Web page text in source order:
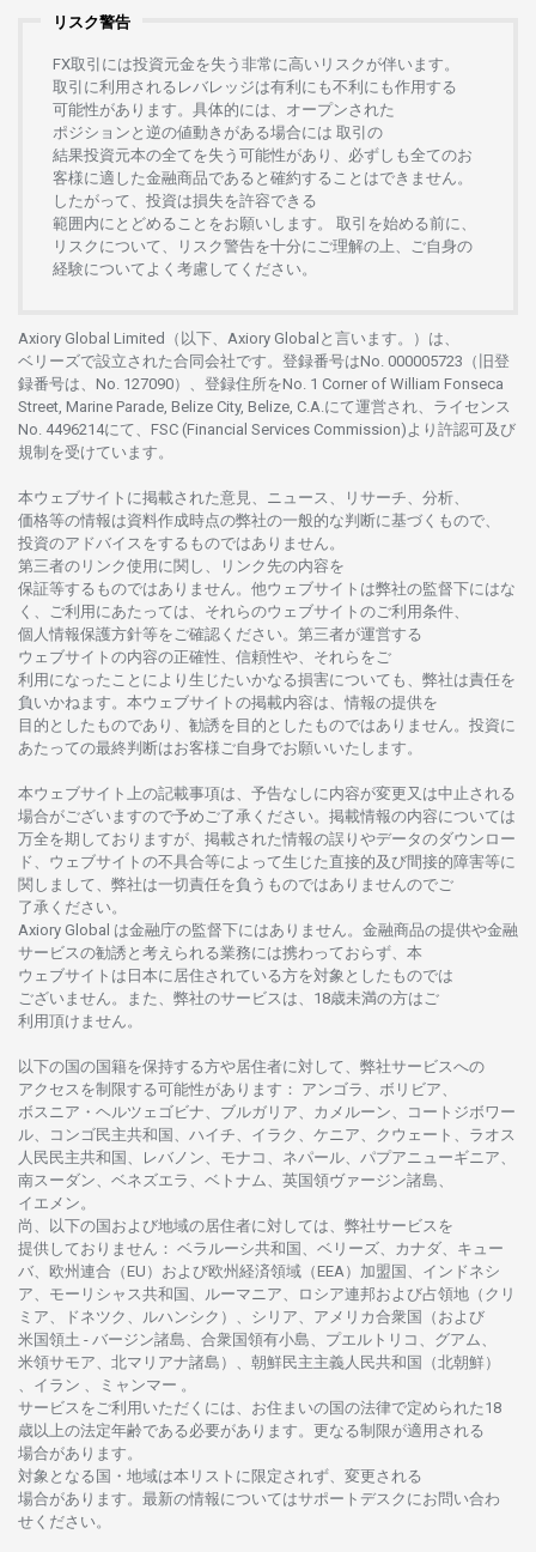
リスク警告
FX取引には投資元金を失う 非常に高い リスクが伴います。
取引に利用さ れる レバレッジは有利にも不利にも作用する
可能性があります。 具体的には、 オープンさ れた
ポジションと 逆の値動きがある場合には 取引の
結果投資元本の全てを失う 可能性があり、 必ずしも全てのお
客様に適した金融商品であると 確約することはできません。
したがって、 投資は損失を許容できる
範囲内にとどめることをお願いします。 取引を始める前に、
リスクについて、
リスク警告を十分にご理解の上、 ご自身の
経験についてよく 考慮してください。
Axiory Global Limited（以下、Axiory Globalと言います。）は、
ベリーズで設立さ れた合同会社です。 登録番号はNo. 000005723（旧登
録番号は、No. 127090）、 登録住所をNo. 1 Corner of William Fonseca
Street, Marine Parade, Belize City, Belize, C.A.にて運営さ れ、 ライセンス
No. 4496214にて、FSC (Financial Services Commission)より 許認可及び
規制を受けています。
本ウェブサイトに掲載さ れた意見、ニュース、リサーチ、分析、
価格等の情報は資料作成時点の弊社の一般的な判断に基づくもので、
投資のアドバイスをするものではありません。
第三者の リンク使用に関し、 リンク先の内容を
保証等するものではありません。 他ウェブサイトは弊社の監督下にはな
く、 ご利用にあたっては、 それらのウェブサイトのご利用条件、
個人情報保護方針等をご確認ください。 第三者が運営する
ウェブサイトの内容の正確性、信頼性や、それらをご
利用になったことにより 生じたいかなる損害についても、 弊社は責任を
負いかねます。 本ウェブサイトの掲載内容は、 情報の提供を
目的としたものであり、 勧誘を 目的としたものではありません。 投資に
あたっての最終判断はお客様ご自身でお願いいたします。
本ウェブサイト 上の記載事項は、 予告なしに内容が変更又は中止さ れる
場合がございますので予めご了承ください。 掲載情報の内容については
万全を期しておりますが、 掲載さ れた情報の誤りやデータのダウンロー
ド、 ウェブサイトの不具合等によって生じた 直接的及び間接的障害等に
関し まして、 弊社は一切責任を負うものではありませんのでご
了承ください。
Axiory Global は金融庁の監督下にはありません。 金融商品の提供や金融
サービスの勧誘と 考えられる業務には携わっておらず、 本
ウェブサイトは 日本に居住さ れている方を対象としたものでは
ございません。
また、 弊社のサービスは、18歳未満の方はご
利用頂けません。
以下の国の国籍を保持する方や居住者に対して、 弊社サービスへの
アクセスを制限する可能性があります ： アンゴラ、ボリビア、
ボスニア ・ ヘルツェゴビナ、ブルガリア、カメルーン、コートジボワー
ル、
コンゴ民主共和国、ハイチ、イラク、ケニア、クウェート、 ラオス
人民民主共和国、レバノン、モナコ、ネパール、パプアニューギニア、
南スーダン、ベネズエラ、ベトナム、 英国領ヴァージン諸島、
イエメン。
尚、
以下の国および地域の居住者に対しては、 弊社サービスを
提供しておりません ： ベラルーシ共和国、ベリーズ、カナダ、キュー
バ、 欧州連合 （EU） および欧州経済領域 （EEA）加盟国、インドネシ
ア、 モーリシャス共和国、ルーマニア、 ロシア連邦および占領地 （クリ
ミア、ドネツク、ルハンシク）、シリア、 アメリカ合衆国
（および
米国領土 - バージン諸島、合衆国領有小島、プエルトリコ、グアム、
米領サモア、 北マリアナ諸島）、 朝鮮民主主義人民共和国
（北朝鮮）
、イラン 、ミャンマー 。
サービスをご利用いただくには、お住まいの国の法律で定められた 18
歳以上の法定年齢である必要があります。 更なる制限が適用さ れる
場合があります。
対象となる 国 ・ 地域は本 リストに限定さ れず、 変更さ れる
場合があります。 最新の情報についてはサポートデスクにお 問い合わ
せくださ い。